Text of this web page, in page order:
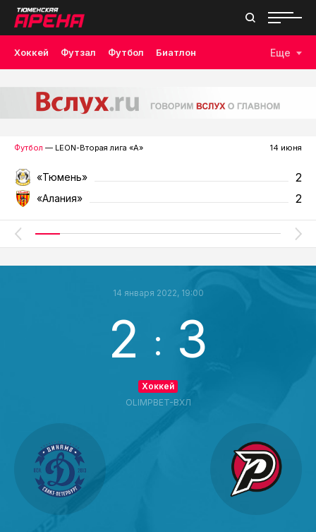
Хоккей Футзал Футбол Биатлон Еще
Футбол — LEON-Вторая лига «А» 14 июня
«Тюмень» 2
«Алания» 2
14 января 2022, 19:00
2 : 3
Хоккей
OLIMPBET-ВХЛ